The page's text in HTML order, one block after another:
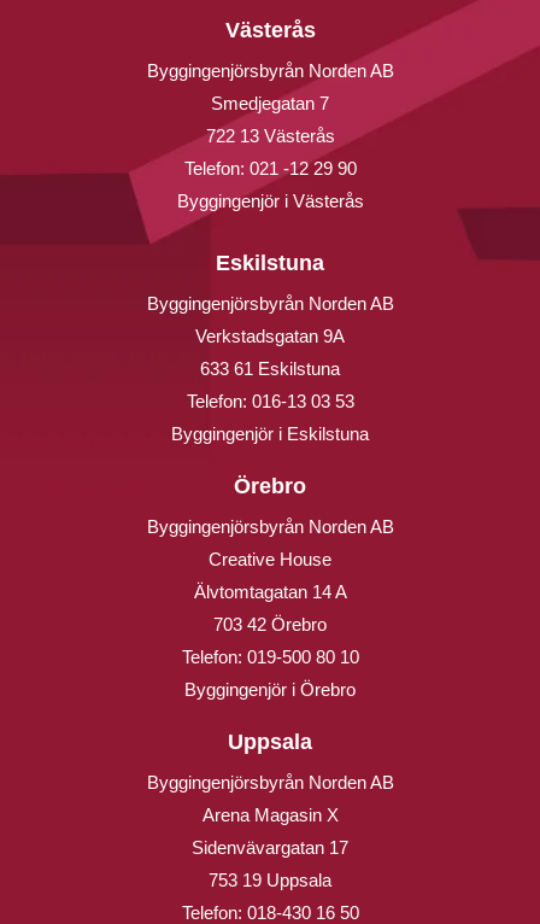
Västerås
Byggingenjörsbyrån Norden AB
Smedjegatan 7
722 13 Västerås
Telefon: 021 -12 29 90
Byggingenjör i Västerås
Eskilstuna
Byggingenjörsbyrån Norden AB
Verkstadsgatan 9A
633 61 Eskilstuna
Telefon: 016-13 03 53
Byggingenjör i Eskilstuna
Örebro
Byggingenjörsbyrån Norden AB
Creative House
Älvtomtagatan 14 A
703 42 Örebro
Telefon: 019-500 80 10
Byggingenjör i Örebro
Uppsala
Byggingenjörsbyrån Norden AB
Arena Magasin X
Sidenvävargatan 17
753 19 Uppsala
Telefon: 018-430 16 50